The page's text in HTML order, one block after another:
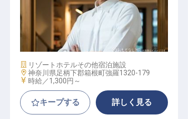
調理スタッフ
施設業態
リゾートホテルその他宿泊施設
勤務地
神奈川県足柄下郡箱根町強羅1320-179
給与
時給／1,300円～
キープする 詳しく見る